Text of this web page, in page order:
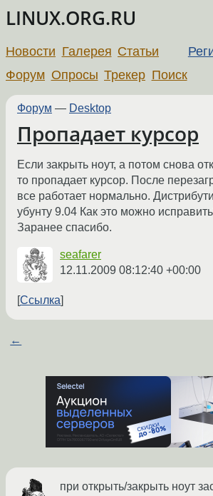
LINUX.ORG.RU
Новости Галерея Статьи
Форум Опросы Трекер Поиск
Форум — Desktop
Пропадает курсор
Если закрыть ноут, а потом снова
то пропадает курсор. После
все работает нормально.
убунту 9.04 Как это можно
Заранее спасибо.
seafarer
12.11.2009 08:12:40 +00:00
Ссылка
←
при открыть/закрыть ноут